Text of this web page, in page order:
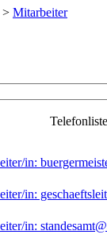
> Mitarbeiter